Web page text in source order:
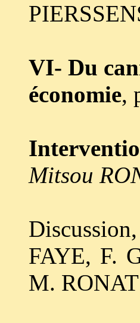
VI- Du
économie,
Mitsou
FAYE, F.
M. RONAT